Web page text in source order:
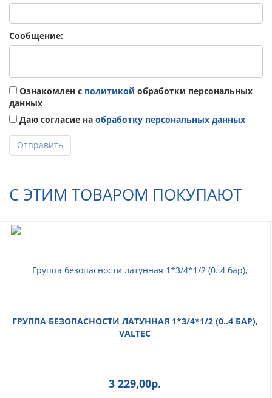
Сообщение:
Ознакомлен с политикой обработки персональных
данных
Даю согласие на обработку персональных данных
Отправить
С ЭТИМ ТОВАРОМ ПОКУПАЮТ
ГРУППА БЕЗОПАСНОСТИ ЛАТУННАЯ 1*3/4*1/2 (0..4 БАР),
VALTEC
3 229,00р.